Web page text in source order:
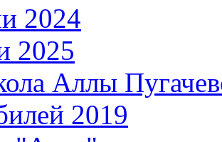
2024
2025
Аллы
2019